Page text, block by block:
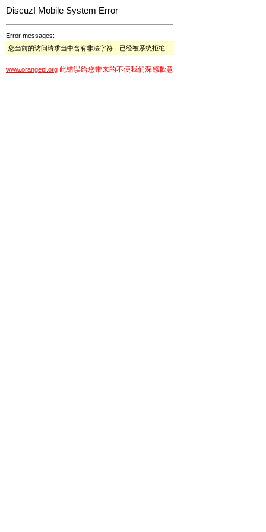
Discuz! Mobile System Error
Error messages:
您当前的访问请求当中含有非法字符，已经被系统拒绝
www.orangepi.org 此错误给您带来的不便我们深感歉意